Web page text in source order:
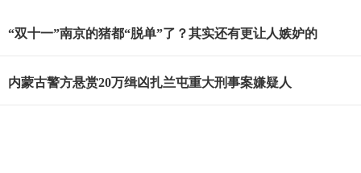
“双十一”南京的猪都“脱单”了？其实还有更让人嫉妒的
内蒙古警方悬赏20万缉凶扎兰屯重大刑事案嫌疑人